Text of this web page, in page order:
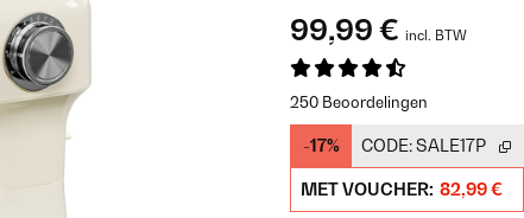
99,99 € incl. BTW
250 Beoordelingen
-17% CODE:SALE17P
MET VOUCHER: 82,99 €